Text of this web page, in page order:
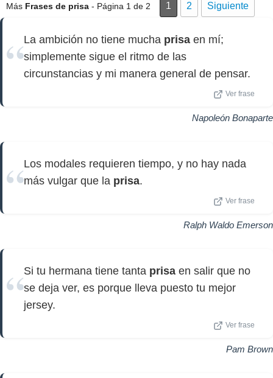
Más Frases de prisa - Página 1 de 2 1 2 Siguiente
La ambición no tiene mucha prisa en mí;
simplemente sigue el ritmo de las
circunstancias y mi manera general de pensar.
Ver frase
Napoleón Bonaparte
Los modales requieren tiempo, y no hay nada
más vulgar que la prisa.
Ver frase
Ralph Waldo Emerson
Si tu hermana tiene tanta prisa en salir que no
se deja ver, es porque lleva puesto tu mejor
jersey.
Ver frase
Pam Brown